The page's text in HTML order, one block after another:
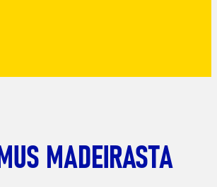
MADEIRASTA